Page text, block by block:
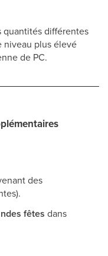
quantités différentes
niveau plus élevé
de PC.
des
fêtes dans